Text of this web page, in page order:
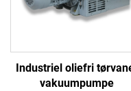
Industriel oliefri
vakuumpumpe